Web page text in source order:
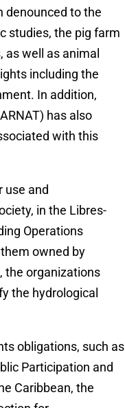
denounced to the
studies, the pig farm
well as animal
including the
In addition,
has also
with this
use and
in the Libres-
Operations
owned by
the organizations
the hydrological
obligations, such as
Participation and
Caribbean, the